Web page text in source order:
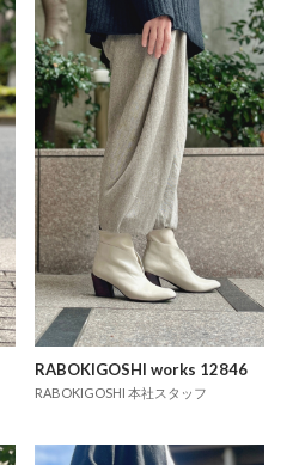
RABOKIGOSHI works 12846
RABOKIGOSHI 本社スタッフ